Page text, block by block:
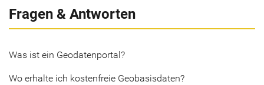
Fragen & Antworten
Was ist ein Geodatenportal?
Wo erhalte ich kostenfreie Geobasisdaten?